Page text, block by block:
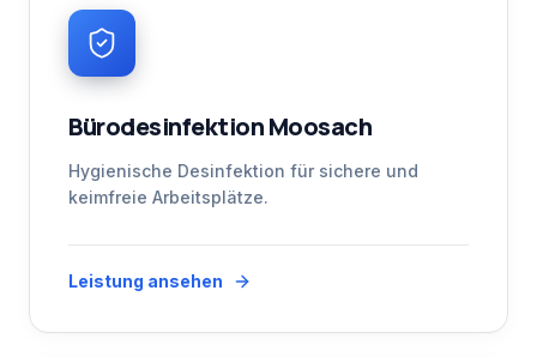
Bürodesinfektion Moosach
Hygienische Desinfektion für sichere und
keimfreie Arbeitsplätze.
Leistung ansehen